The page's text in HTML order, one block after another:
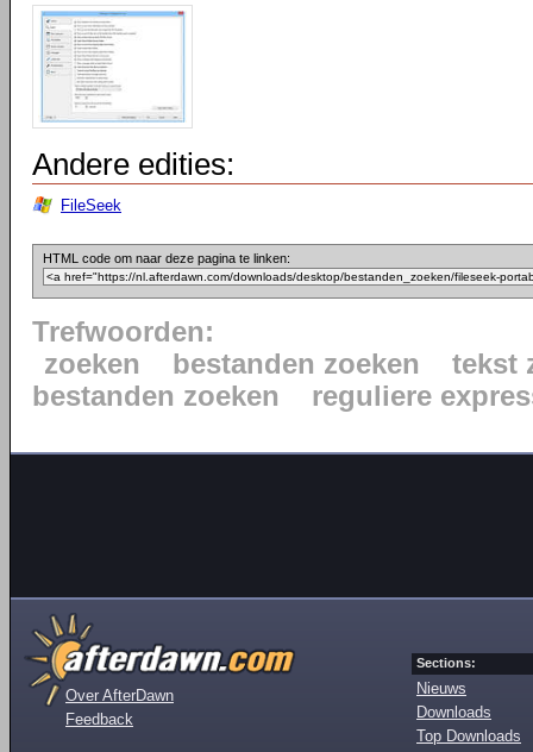
Andere edities:
FileSeek
HTML code om naar deze pagina te linken:
Trefwoorden:
zoeken
bestanden zoeken
tekst
bestanden zoeken
reguliere
Over AfterDawn
Feedback
Sections:
Nieuws
Downloads
Top Downloads